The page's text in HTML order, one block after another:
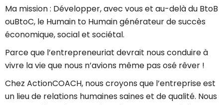
Ma mission : Développer, avec vous et au-delà du BtoB
ouBtoC, le Humain to Humain générateur de succès
économique, social et sociétal.
Parce que l’entrepreneuriat devrait nous conduire à
vivre la vie que nous n’avions même pas osé rêver !
Chez ActionCOACH, nous croyons que l’entreprise est
un lieu de relations humaines saines et de qualité. Nous